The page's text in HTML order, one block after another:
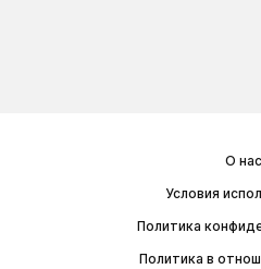
О нас
Условия
Политика
Политика в